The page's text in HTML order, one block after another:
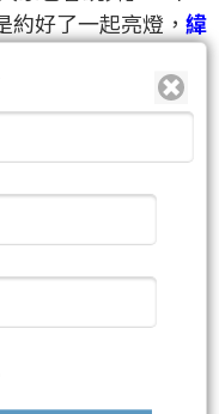
約好了一起亮燈， 緯
執行長黃仁勳發
遠的雲端直接拉到
電腦都要換成 AI
這幾家代工大廠的
就開始偏多操作
推升股價向千金